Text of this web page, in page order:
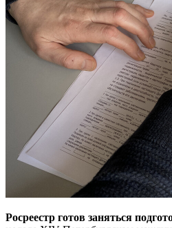
Росреестр готов заняться